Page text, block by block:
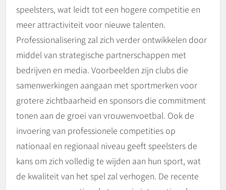
speelsters, wat leidt tot een hogere competitie en
meer attractiviteit voor nieuwe talenten.
Professionalisering zal zich verder ontwikkelen door
middel van strategische partnerschappen met
bedrijven en media. Voorbeelden zijn clubs die
samenwerkingen aangaan met sportmerken voor
grotere zichtbaarheid en sponsors die commitment
tonen aan de groei van vrouwenvoetbal. Ook de
invoering van professionele competities op
nationaal en regionaal niveau geeft speelsters de
kans om zich volledig te wijden aan hun sport, wat
de kwaliteit van het spel zal verhogen. De recente